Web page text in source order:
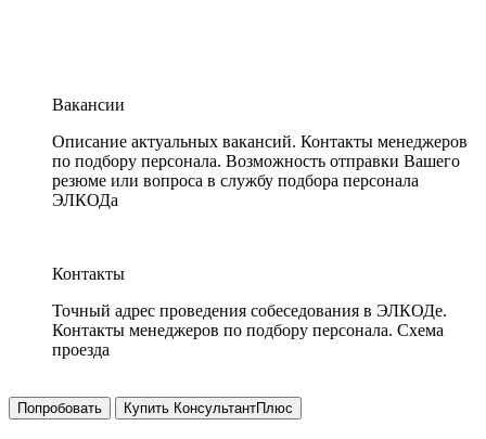
Вакансии
Описание актуальных вакансий. Контакты менеджеров
по подбору персонала. Возможность отправки Вашего
резюме или вопроса в службу подбора персонала
ЭЛКОДа
Контакты
Точный адрес проведения собеседования в ЭЛКОДе.
Контакты менеджеров по подбору персонала. Схема
проезда
Попробовать Купить КонсультантПлюс